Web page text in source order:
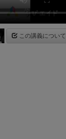
この講義について